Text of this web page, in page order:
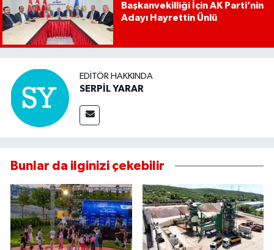
Başkanvekilliği İçin AK Parti’nin
Adayı Hayrettin Ünlü
EDITÖR HAKKINDA
SERPİL YARAR
Bunlar da ilginizi çekebilir